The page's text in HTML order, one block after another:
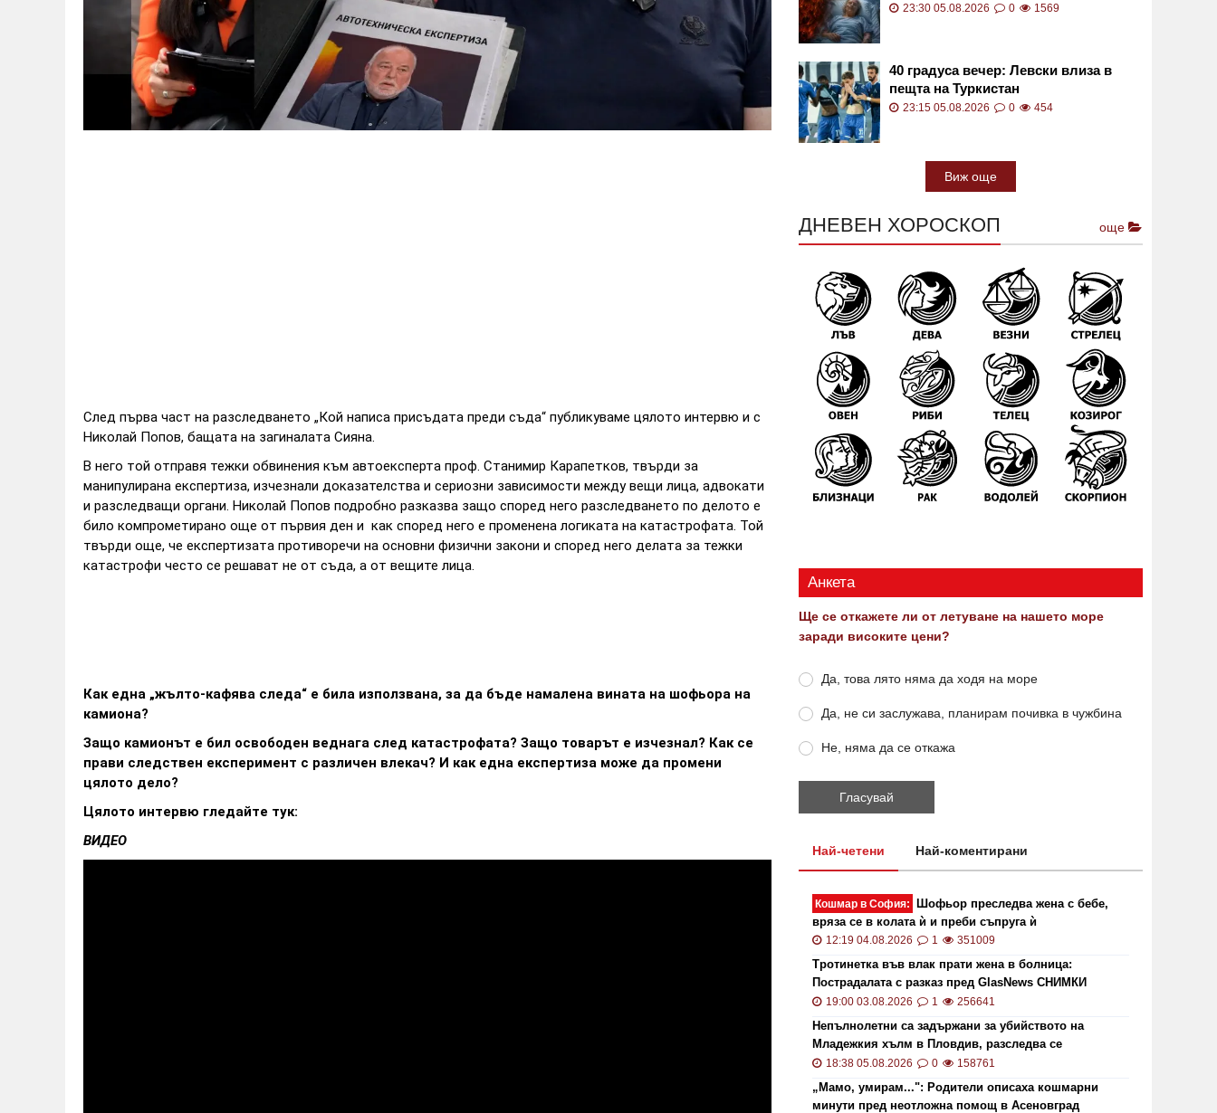
След първа част на разследването „Кой написа присъдата преди съда“ публикуваме цялото интервю и с
Николай Попов, бащата на загиналата Сияна.
В него той отправя тежки обвинения към автоексперта проф. Станимир Карапетков, твърди за
манипулирана експертиза, изчезнали доказателства и сериозни зависимости между вещи лица, адвокати
и разследващи органи. Николай Попов подробно разказва защо според него разследването по делото е
било компрометирано още от първия ден и как според него е променена логиката на катастрофата. Той
твърди още, че експертизата противоречи на основни физични закони и според него делата за тежки
катастрофи често се решават не от съда, а от вещите лица.
Как една „жълто-кафява следа“ е била използвана, за да бъде намалена вината на шофьора на
камиона?
Защо камионът е бил освободен веднага след катастрофата? Защо товарът е изчезнал? Как се
прави следствен експеримент с различен влекач? И как една експертиза може да промени
цялото дело?
Цялото интервю гледайте тук:
ВИДЕО
23:30 05.08.2026 0 1569
40 градуса вечер: Левски влиза в
пещта на Туркистан
23:15 05.08.2026 0 454
Виж още
ДНЕВЕН ХОРОСКОП още
Анкета
Ще се откажете ли от летуване на нашето море
заради високите цени?
Да, това лято няма да ходя на море
Да, не си заслужава, планирам почивка в чужбина
Не, няма да се откажа
Най-четени Най-коментирани
Кошмар в София:
Шофьор преследва жена с бебе,
вряза се в колата ѝ и преби съпруга ѝ
12:19 04.08.2026 1 351009
Тротинетка във влак прати жена в болница:
Пострадалата с разказ пред GlasNews СНИМКИ
19:00 03.08.2026 1 256641
Непълнолетни са задържани за убийството на
Младежкия хълм в Пловдив, разследва се
хомофобски мотив
18:38 05.08.2026 0 158761
„Мамо, умирам...": Родители описаха кошмарни
минути пред неотложна помощ в Асеновград